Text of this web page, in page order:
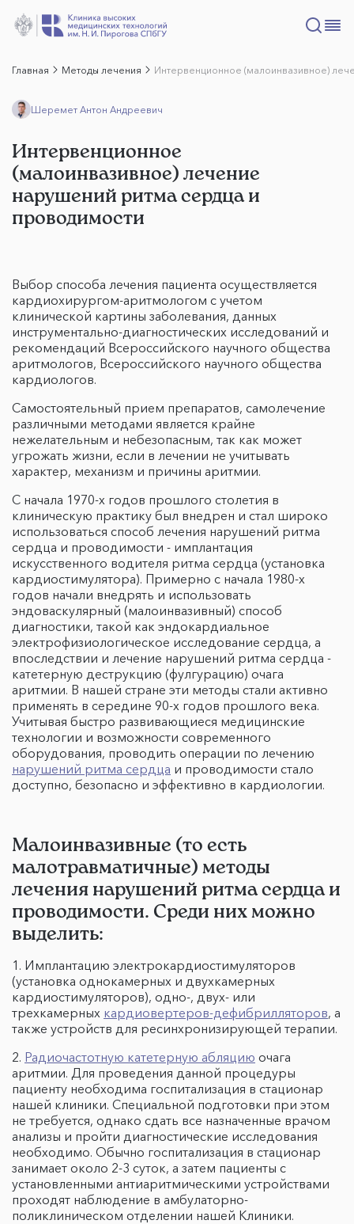
Главная Методы лечения Интервенционное (малоинвазивное)
Шеремет Антон Андреевич
Интервенционное
(малоинвазивное) лечение
нарушений ритма сердца и
проводимости
Выбор способа лечения пациента осуществляется
кардиохирургом-аритмологом с учетом
клинической картины заболевания, данных
инструментально-диагностических исследований и
рекомендаций Всероссийского научного общества
аритмологов, Всероссийского научного общества
кардиологов.
Самостоятельный прием препаратов, самолечение
различными методами является крайне
нежелательным и небезопасным, так как может
угрожать жизни, если в лечении не учитывать
характер, механизм и причины аритмии.
С начала 1970-х годов прошлого столетия в
клиническую практику был внедрен и стал широко
использоваться способ лечения нарушений ритма
сердца и проводимости - имплантация
искусственного водителя ритма сердца (установка
кардиостимулятора). Примерно с начала 1980-х
годов начали внедрять и использовать
эндоваскулярный (малоинвазивный) способ
диагностики, такой как эндокардиальное
электрофизиологическое исследование сердца, а
впоследствии и лечение нарушений ритма сердца -
катетерную деструкцию (фулгурацию) очага
аритмии. В нашей стране эти методы стали активно
применять в середине 90-х годов прошлого века.
Учитывая быстро развивающиеся медицинские
технологии и возможности современного
оборудования, проводить операции по лечению
нарушений ритма сердца и проводимости стало
доступно, безопасно и эффективно в кардиологии.
Малоинвазивные (то есть
малотравматичные) методы
лечения нарушений ритма сердца и
проводимости. Среди них можно
выделить:
1. Имплантацию электрокардиостимуляторов
(установка однокамерных и двухкамерных
кардиостимуляторов), одно-, двух- или
трехкамерных кардиовертеров-дефибрилляторов, а
также устройств для ресинхронизирующей терапии.
2. Радиочастотную катетерную абляцию очага
аритмии. Для проведения данной процедуры
пациенту необходима госпитализация в стационар
нашей клиники. Специальной подготовки при этом
не требуется, однако сдать все назначенные врачом
анализы и пройти диагностические исследования
необходимо. Обычно госпитализация в стационар
занимает около 2-3 суток, а затем пациенты с
установленными антиаритмическими устройствами
проходят наблюдение в амбулаторно-
поликлиническом отделении нашей Клиники.